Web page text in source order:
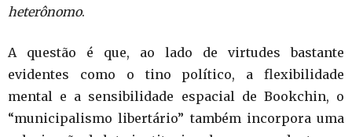
heterônomo.
A questão é que, ao lado de virtudes bastante
evidentes como o tino político, a flexibilidade
mental e a sensibilidade espacial de Bookchin, o
“municipalismo libertário” também incorpora uma